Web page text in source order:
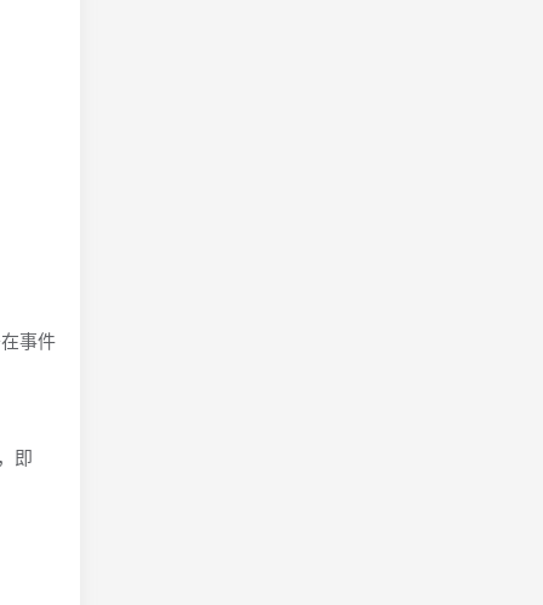
事件
即